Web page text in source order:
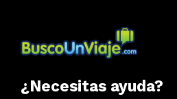
¿Necesitas ayuda?